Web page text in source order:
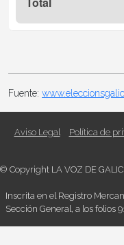
Fuente:
Aviso Legal Política de
© Copyright LA VOZ DE
Inscrita en el Registro
Sección General, a los folios